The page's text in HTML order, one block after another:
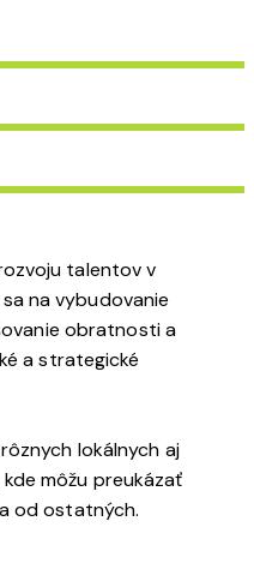
talentov v
na vybudovanie
obratnosti a
a strategické
lokálnych aj
môžu preukázať
od ostatných.